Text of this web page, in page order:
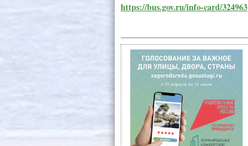
https://bus.gov.ru/info-card/324963